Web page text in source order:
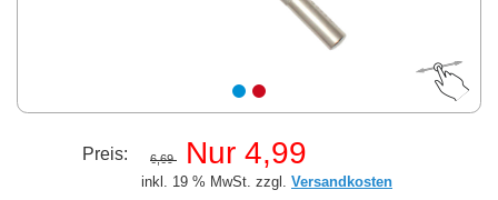
Preis: 6,69 Nur 4,99
inkl. 19 % MwSt. zzgl. Versandkosten